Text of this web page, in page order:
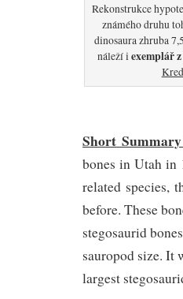
Rekonstrukce
známého druhu
dinosaura zhruba
náleží iexemplář
Short
bones in Utah in
related species,
before. These
stegosaurid
sauropod size. It
largest